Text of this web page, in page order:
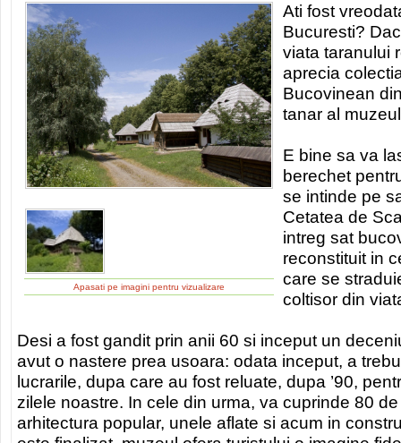
Apasati pe imagini pentru vizualizare
Ati fost
Bucuresti?
viata taranului
aprecia
Bucovinean
tanar al
E bine sa va
berechet
se intinde pe
Cetatea de
intreg sat
reconstituit in
care se
coltisor din
Desi a fost gandit prin anii 60 si inceput un
avut o nastere prea usoara: odata inceput, a
lucrarile, dupa care au fost reluate, dupa ’90,
zilele noastre. In cele din urma, va cuprinde 80
arhitectura popular, unele aflate si acum in